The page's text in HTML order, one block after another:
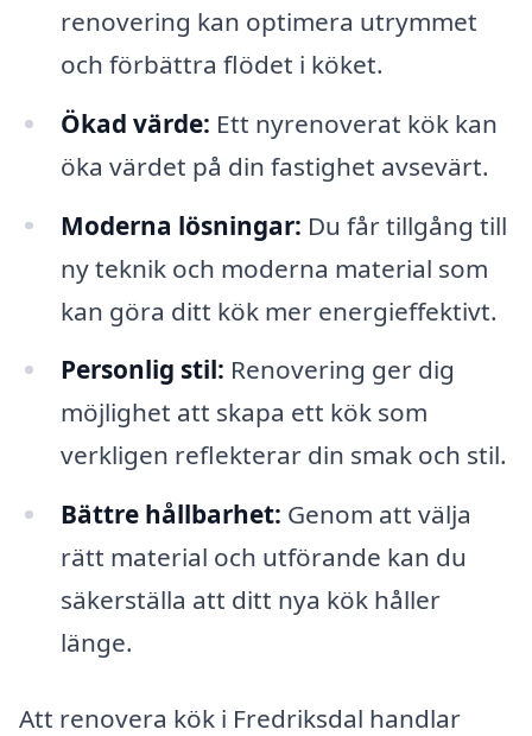
renovering kan optimera utrymmet
och förbättra flödet i köket.
Ökad värde: Ett nyrenoverat kök kan
öka värdet på din fastighet avsevärt.
Moderna lösningar: Du får tillgång till
ny teknik och moderna material som
kan göra ditt kök mer energieffektivt.
Personlig stil: Renovering ger dig
möjlighet att skapa ett kök som
verkligen reflekterar din smak och stil.
Bättre hållbarhet: Genom att välja
rätt material och utförande kan du
säkerställa att ditt nya kök håller
länge.
Att renovera kök i Fredriksdal handlar